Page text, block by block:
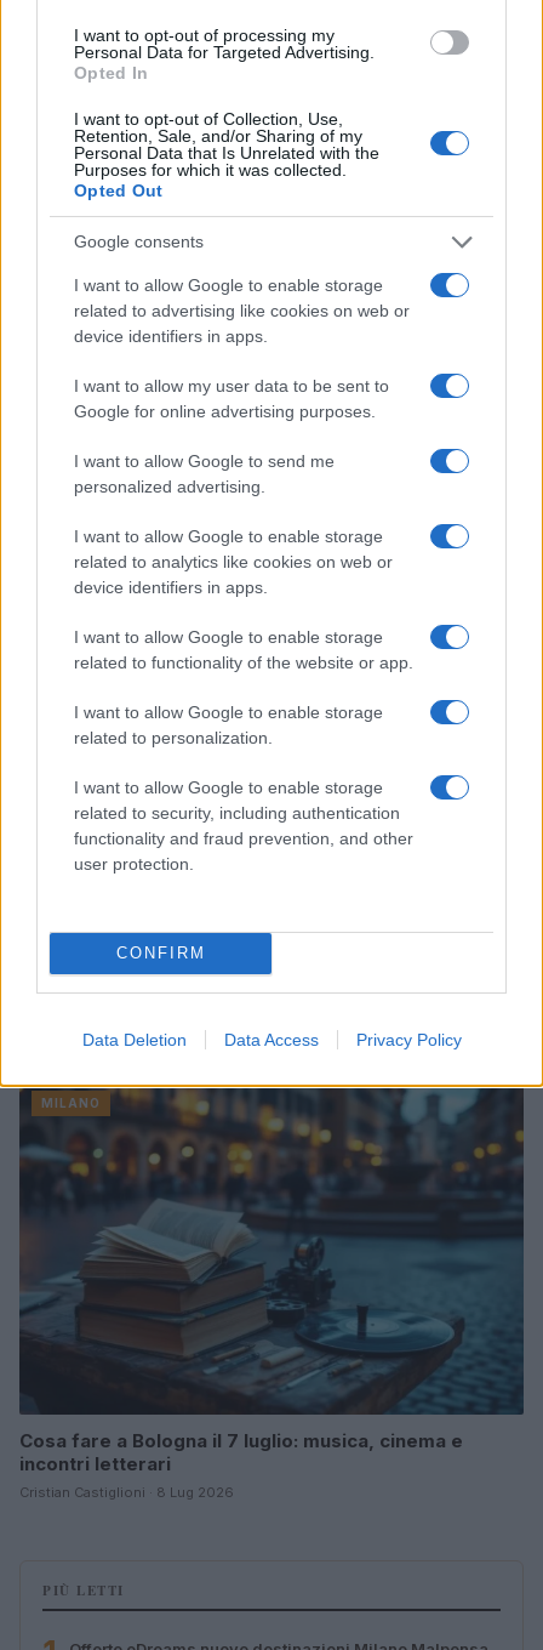
I want to opt-out of processing my
Personal Data for Targeted Advertising.
Opted In
I want to opt-out of Collection, Use,
Retention, Sale, and/or Sharing of my
Personal Data that Is Unrelated with the
Purposes for which it was collected.
Opted Out
Google consents
I want to allow Google to enable storage
related to advertising like cookies on web or
device identifiers in apps.
I want to allow my user data to be sent to
Google for online advertising purposes.
I want to allow Google to send me
personalized advertising.
I want to allow Google to enable storage
related to analytics like cookies on web or
device identifiers in apps.
I want to allow Google to enable storage
related to functionality of the website or app.
I want to allow Google to enable storage
related to personalization.
I want to allow Google to enable storage
related to security, including authentication
functionality and fraud prevention, and other
user protection.
CONFIRM
Data Deletion Data Access Privacy Policy
Continua a leggere
MILANO
Calciomercato: dettagli sulla cessione di Castro e il
prestito di Dovbyk al Bologna
MILANO
Costo della vita a Verona: come l’inflazione sta
Davide Ferraro · 19 Lug 2026
MILANO
Cosa fare a Bologna il 7 luglio: musica, cinema e
incontri letterari
Cristian Castiglioni · 8 Lug 2026
PIÙ LETTI